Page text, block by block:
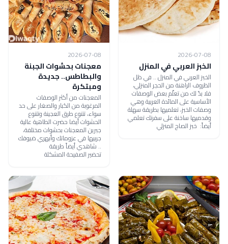
2026-07-08
الخبز العربي في المنزل
الخبز العربي في المنزل .. في ظل
الظروف الراهنة من الحجر المنزلي،
فلا بدّ لك من تعلّم بعض الوصفات
الأساسية على المائدة العربية وهي
وصفات الخبز، تعلميها بطريقة سهلة
وقدميها ساخنة على سفرتك تعلمي
أيضاً: خبز الصاج المنزلي
2026-07-08
معجنات بحشوات الجبنة
والبطاطس.. جديدة
ومبتكرة
المعجنات من أكثر الوصفات
المرغوبة من الكبار والصغار على حد
سواء، تتنوع طرق العجينة وتتنوع
الحشوات أيضا حضرت الطاهية عالية
جبرين المعجنات بحشوات مختلفة،
جربيها في عزوماتك وأبهري ضيوفك
.. شاهدي أيضاً طريقة
تحضير الصفيحة المشكلة